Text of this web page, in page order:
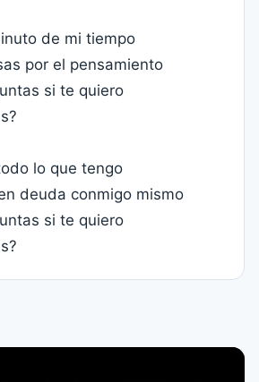
de mi tiempo
por el pensamiento
si te quiero
lo que tengo
deuda conmigo mismo
si te quiero